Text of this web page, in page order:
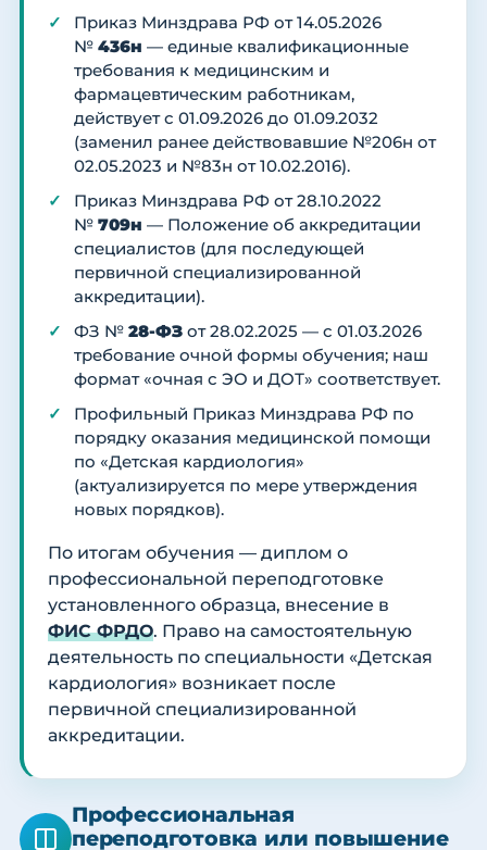
Приказ Минздрава РФ от 14.05.2026
№ 436н — единые квалификационные
требования к медицинским и
фармацевтическим работникам,
действует с 01.09.2026 до 01.09.2032
(заменил ранее действовавшие №206н от
02.05.2023 и №83н от 10.02.2016).
Приказ Минздрава РФ от 28.10.2022
№ 709н — Положение об аккредитации
специалистов (для последующей
первичной специализированной
аккредитации).
ФЗ № 28-ФЗ от 28.02.2025 — с 01.03.2026
требование очной формы обучения; наш
формат «очная с ЭО и ДОТ» соответствует.
Профильный Приказ Минздрава РФ по
порядку оказания медицинской помощи
по «Детская кардиология»
(актуализируется по мере утверждения
новых порядков).
По итогам обучения — диплом о
профессиональной переподготовке
установленного образца, внесение в
ФИС ФРДО. Право на самостоятельную
деятельность по специальности «Детская
кардиология» возникает после
первичной специализированной
аккредитации.
Профессиональная
переподготовка или повышение